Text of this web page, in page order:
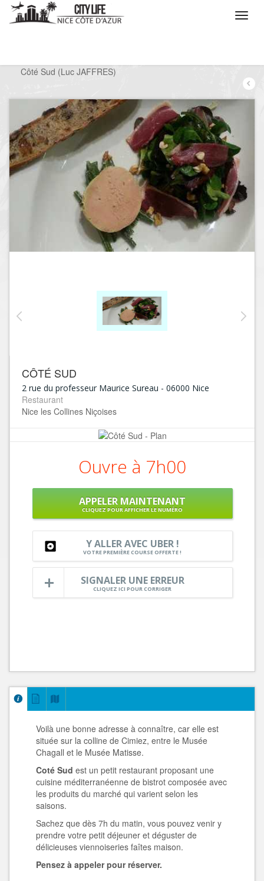
Côté Sud (Luc JAFFRES)
CÔTÉ SUD
2 rue du professeur Maurice Sureau - 06000 Nice
Restaurant
Nice les Collines Niçoises
Ouvre à 7h00
APPELER MAINTENANT
CLIQUEZ POUR AFFICHER LE NUMÉRO
Y ALLER AVEC UBER !
VOTRE PREMIÈRE COURSE OFFERTE !
SIGNALER UNE ERREUR
CLIQUEZ ICI POUR CORRIGER
Voilà une bonne adresse à connaître, car elle est
située sur la colline de Cimiez, entre le Musée
Chagall et le Musée Matisse.
Coté Sud est un petit restaurant proposant une
cuisine méditerranéenne de bistrot composée avec
les produits du marché qui varient selon les
saisons.
Sachez que dès 7h du matin, vous pouvez venir y
prendre votre petit déjeuner et déguster de
délicieuses viennoiseries faîtes maison.
Pensez à appeler pour réserver.